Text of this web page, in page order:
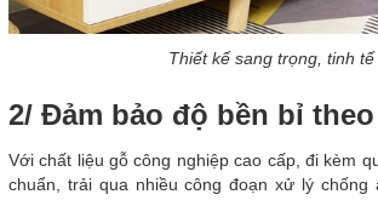
Thiết kế sang trọng, tinh tế
2/ Đảm bảo độ bền bỉ
Với chất liệu gỗ công nghiệp cao cấp, đi kèm
chuẩn, trải qua nhiều công đoạn xử lý chống